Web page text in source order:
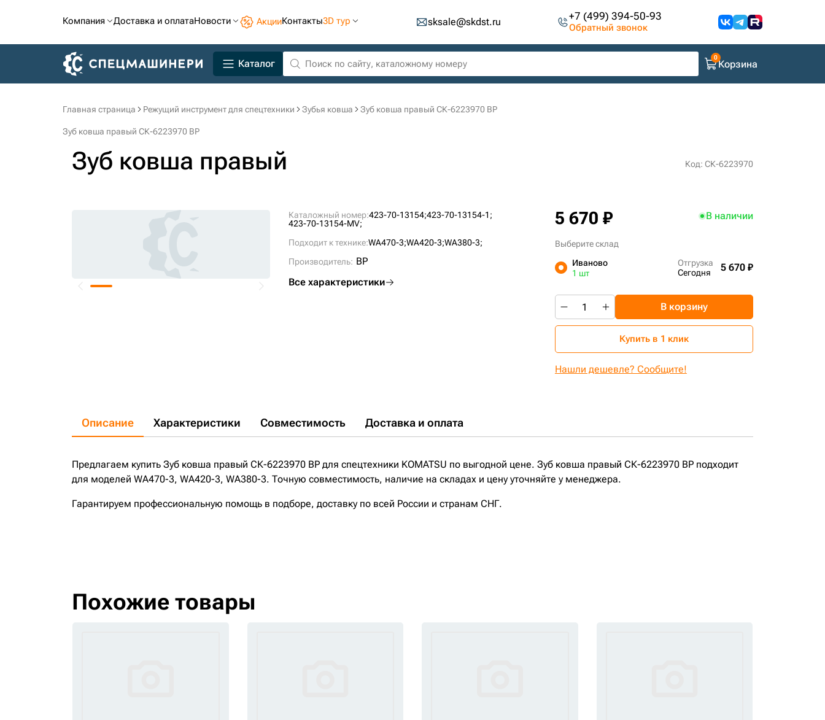
Компания Доставка и оплатаНовости АкцииКонтакты3D тур sksale@skdst.ru +7 (499) 394-50-93
Обратный звонок
Каталог Корзина
Главная страница Режущий инструмент для спецтехники Зубья ковша Зуб ковша правый СК-6223970 BP
Зуб ковша правый СК-6223970 BP
Зуб ковша правый Код: СК-6223970
Каталожный номер:423-70-13154;423-70-13154-1;
423-70-13154-MV;
Подходит к технике:WA470-3;WA420-3;WA380-3;
Производитель: BP
Все характеристики
5 670 ₽ В наличии
Выберите склад
Иваново
1 шт
Отгрузка
Сегодня
5 670 ₽
В корзину
Купить в 1 клик
Нашли дешевле? Сообщите!
Описание Характеристики Совместимость Доставка и оплата
Предлагаем купить Зуб ковша правый СК-6223970 BP для спецтехники KOMATSU по выгодной цене. Зуб ковша правый СК-6223970 BP подходит
для моделей WA470-3, WA420-3, WA380-3. Точную совместимость, наличие на складах и цену уточняйте у менеджера.
Гарантируем профессиональную помощь в подборе, доставку по всей России и странам СНГ.
Похожие товары